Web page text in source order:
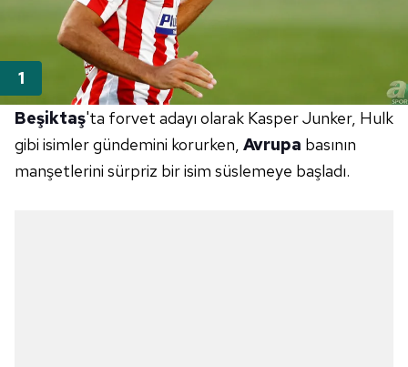
Beşiktaş'ta forvet adayı olarak Kasper Junker, Hulk
gibi isimler gündemini korurken, Avrupa basının
manşetlerini sürpriz bir isim süslemeye başladı.